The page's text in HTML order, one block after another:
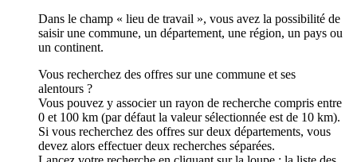
Dans le champ « lieu de travail », vous avez la possibilité de
saisir une commune, un département, une région, un pays ou
un continent.
Vous recherchez des offres sur une commune et ses
alentours ?
Vous pouvez y associer un rayon de recherche compris entre
0 et 100 km (par défaut la valeur sélectionnée est de 10 km).
Si vous recherchez des offres sur deux départements, vous
devez alors effectuer deux recherches séparées.